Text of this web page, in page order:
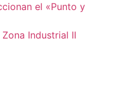
el «Punto y
Industrial II